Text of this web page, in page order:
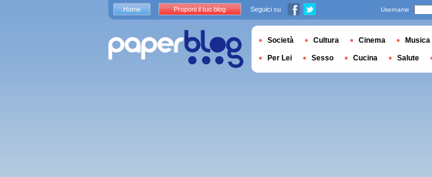
Home Proponi il tuo blog Seguici su Username
Società Cultura Cinema Musica
Per Lei Sesso Cucina Salute